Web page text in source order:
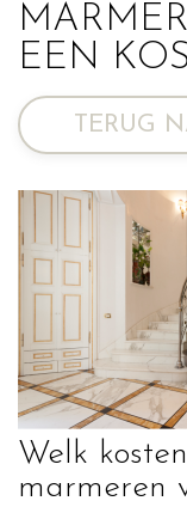
EEN
TERUG
Welk
marmeren